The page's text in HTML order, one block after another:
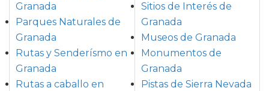
Granada
Parques Naturales de
Granada
Rutas y Senderísmo en
Granada
Rutas a caballo en
Sitios de Interés de
Granada
Museos de Granada
Monumentos de
Granada
Pistas de Sierra Nevada